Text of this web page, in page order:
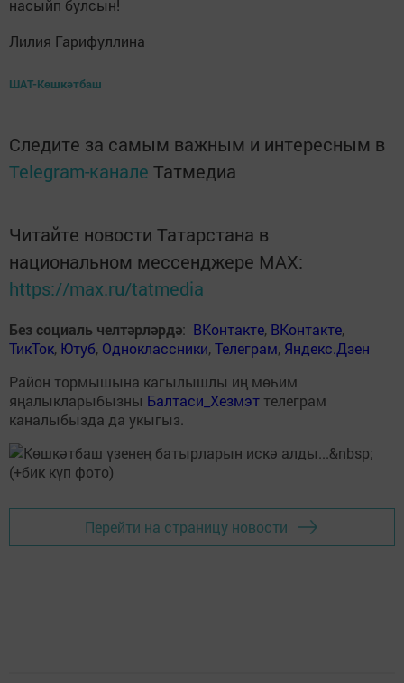
насыйп булсын!
Лилия Гарифуллина
ШАТ-Көшкәтбаш
Следите за самым важным и интересным в
Telegram-канале Татмедиа
Читайте новости Татарстана в
национальном мессенджере MАХ:
https://max.ru/tatmedia
Без социаль челтәрләрдә: ВКонтакте, ВКонтакте,
ТикТок, Ютуб, Одноклассники,Телеграм, Яндекс.Дзен
Район тормышына кагылышлы иң мөһим
яңалыкларыбызны Балтаси_Хезмэт телеграм
каналыбызда да укыгыз.
Перейти на страницу новости